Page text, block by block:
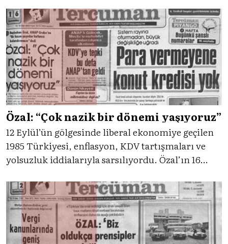
enkazdır” diyerek krizin adını koyuyor; ülke
hızla 1980’e sürükleniyordu.
Özal: “Çok nazik bir dönemi yaşıyoruz”
12 Eylül’ün gölgesinde liberal ekonomiye geçilen
1985 Türkiyesi, enflasyon, KDV tartışmaları ve
yolsuzluk iddialarıyla sarsılıyordu. Özal’ın 16
uyarısı; memur yolsuzluğu, siyasi gerilim ve
kırılgan bir demokrasinin fotoğrafını veriyordu.